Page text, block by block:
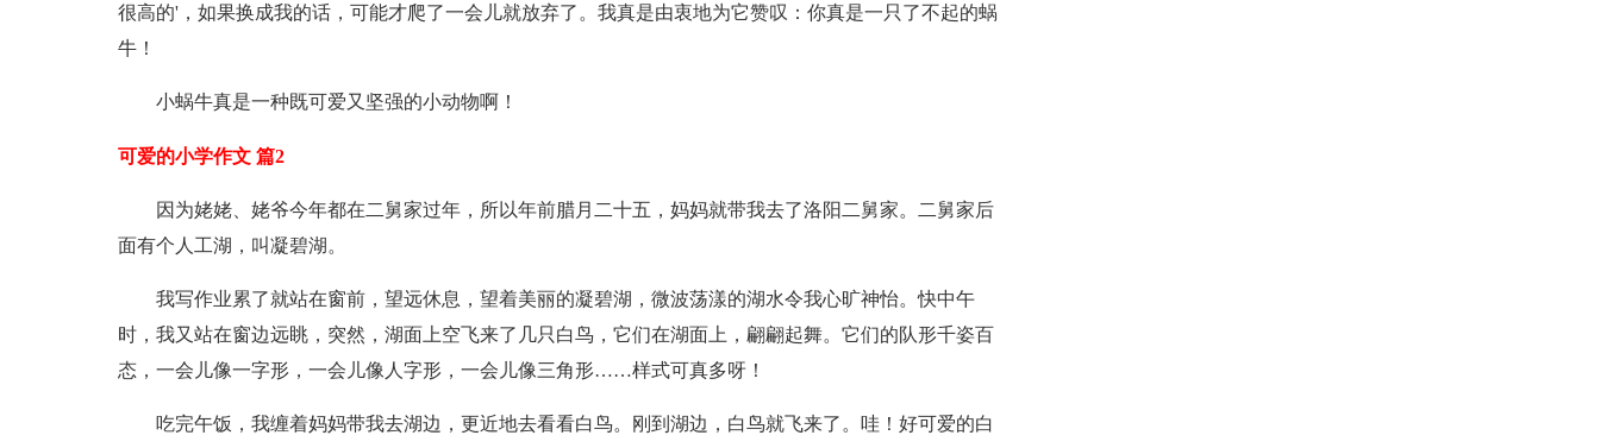
很高的'，如果换成我的话，可能才爬了一会儿就放弃了。我真是由衷地为它赞叹：你真是一只了不起的蜗
牛！
小蜗牛真是一种既可爱又坚强的小动物啊！
可爱的小学作文 篇2
因为姥姥、姥爷今年都在二舅家过年，所以年前腊月二十五，妈妈就带我去了洛阳二舅家。二舅家后
面有个人工湖，叫凝碧湖。
我写作业累了就站在窗前，望远休息，望着美丽的凝碧湖，微波荡漾的湖水令我心旷神怡。快中午
时，我又站在窗边远眺，突然，湖面上空飞来了几只白鸟，它们在湖面上，翩翩起舞。它们的队形千姿百
态，一会儿像一字形，一会儿像人字形，一会儿像三角形……样式可真多呀！
吃完午饭，我缠着妈妈带我去湖边，更近地去看看白鸟。刚到湖边，白鸟就飞来了。哇！好可爱的白